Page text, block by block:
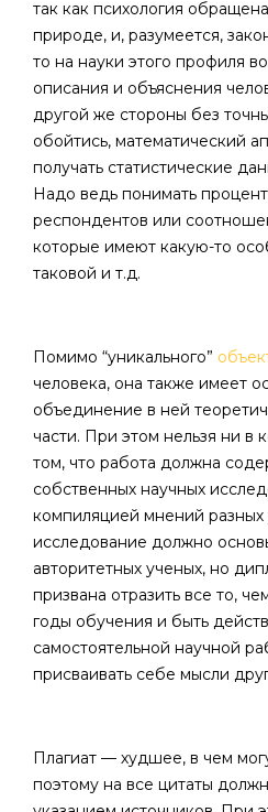
так как психология
природе, и, разумеется,
то на науки этого профиля
описания и объяснения
другой же стороны без
обойтись, математический
получать статистические
Надо ведь понимать
респондентов или
которые имеют какую-то
таковой и т.д.
Помимо “уникального”
человека, она также имеет
объединение в ней
части. При этом нельзя ни в
том, что работа должна
собственных научных
компиляцией мнений разных
исследование должно
авторитетных ученых, но
призвана отразить все то,
годы обучения и быть
самостоятельной научной
присваивать себе мысли
Плагиат — худшее, в чем
поэтому на все цитаты